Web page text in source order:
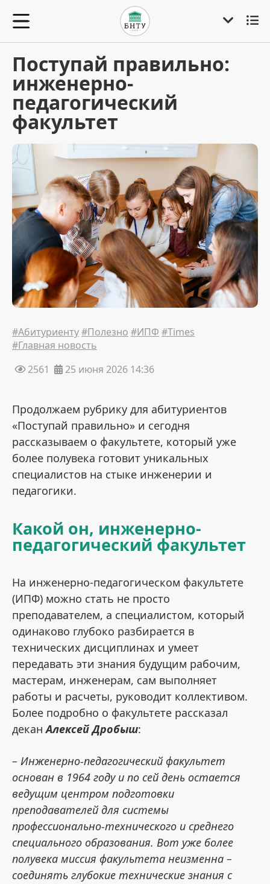
Поступай правильно:
инженерно-
педагогический
факультет
#Абитуриенту#Полезно #ИПФ #Times
#Главная новость
2561
25 июня 2026 14:36
Продолжаем рубрику для абитуриентов
«Поступай правильно» и сегодня
рассказываем о факультете, который уже
более полувека готовит уникальных
специалистов на стыке инженерии и
педагогики.
Какой он, инженерно-
педагогический факультет
На инженерно-педагогическом факультете
(ИПФ) можно стать не просто
преподавателем, а специалистом, который
одинаково глубоко разбирается в
технических дисциплинах и умеет
передавать эти знания будущим рабочим,
мастерам, инженерам, сам выполняет
работы и расчеты, руководит коллективом.
Более подробно о факультете рассказал
деканАлексей Дробыш:
– Инженерно-педагогический факультет
основан в 1964 году и по сей день остается
ведущим центром подготовки
преподавателей для системы
профессионально-технического и среднего
специального образования. Вот уже более
полувека миссия факультета неизменна –
соединять глубокие технические знания с